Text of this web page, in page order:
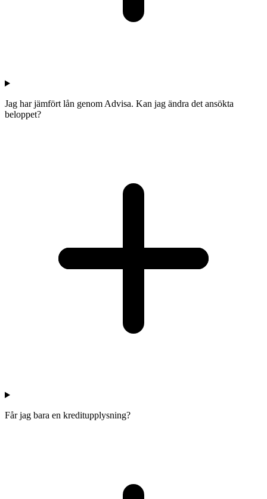
Jag har jämfört lån genom Advisa. Kan jag ändra det ansökta
beloppet?
Får jag bara en kreditupplysning?